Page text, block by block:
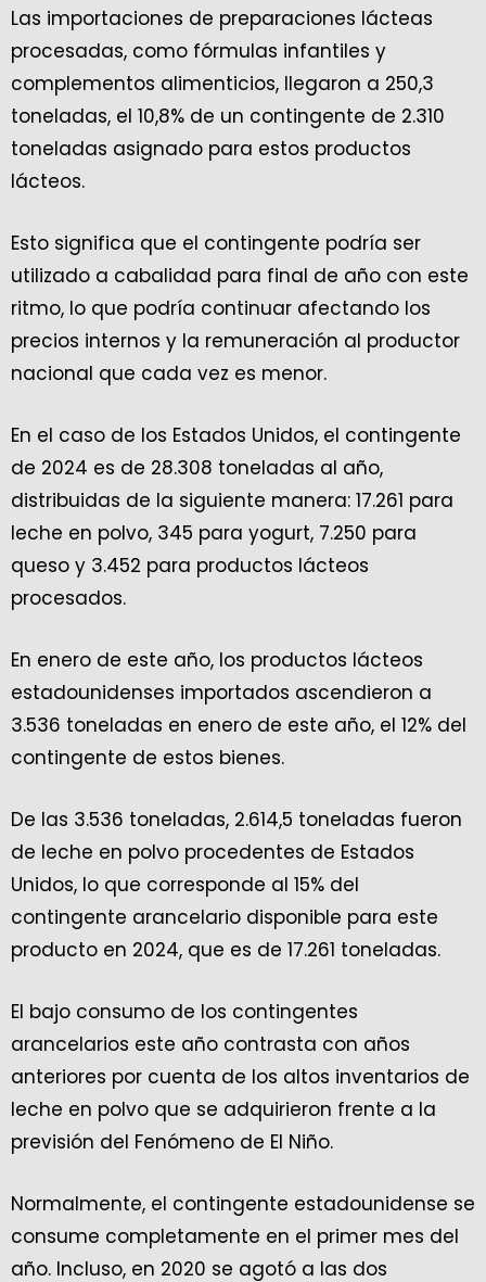
Las importaciones de preparaciones lácteas
procesadas, como fórmulas infantiles y
complementos alimenticios, llegaron a 250,3
toneladas, el 10,8% de un contingente de 2.310
toneladas asignado para estos productos
lácteos.
Esto significa que el contingente podría ser
utilizado a cabalidad para final de año con este
ritmo, lo que podría continuar afectando los
precios internos y la remuneración al productor
nacional que cada vez es menor.
En el caso de los Estados Unidos, el contingente
de 2024 es de 28.308 toneladas al año,
distribuidas de la siguiente manera: 17.261 para
leche en polvo, 345 para yogurt, 7.250 para
queso y 3.452 para productos lácteos
procesados.
En enero de este año, los productos lácteos
estadounidenses importados ascendieron a
3.536 toneladas en enero de este año, el 12% del
contingente de estos bienes.
De las 3.536 toneladas, 2.614,5 toneladas fueron
de leche en polvo procedentes de Estados
Unidos, lo que corresponde al 15% del
contingente arancelario disponible para este
producto en 2024, que es de 17.261 toneladas.
El bajo consumo de los contingentes
arancelarios este año contrasta con años
anteriores por cuenta de los altos inventarios de
leche en polvo que se adquirieron frente a la
previsión del Fenómeno de El Niño.
Normalmente, el contingente estadounidense se
consume completamente en el primer mes del
año. Incluso, en 2020 se agotó a las dos